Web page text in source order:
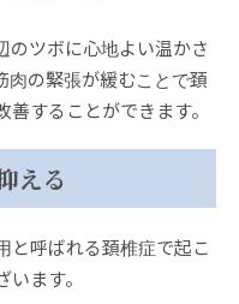
のツボに心地よい温かさ
肉の緊張が緩むことで頚
することができます。
える
と呼ばれる頚椎症で起こ
ます。